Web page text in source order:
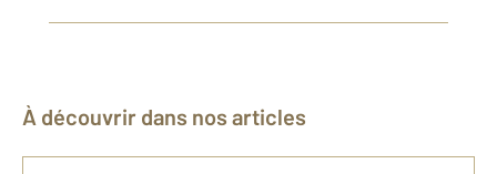
À découvrir dans nos articles